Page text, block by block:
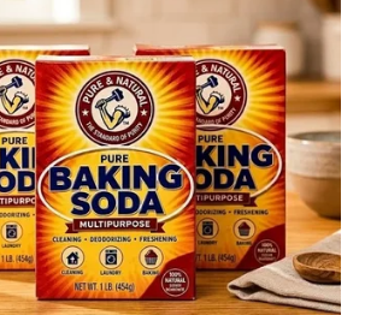
iznenađenja za Jarčeve do kraja
Počinjete da dopuštate sebi
u druge. Shvatate da snaga
već i u sposobnosti da podelite
čini vas mirnijim i otvorenijim, a